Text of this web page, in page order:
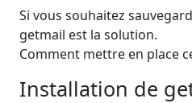
Si vous souhaitez
getmail est la solution.
Comment mettre en place
Installation de